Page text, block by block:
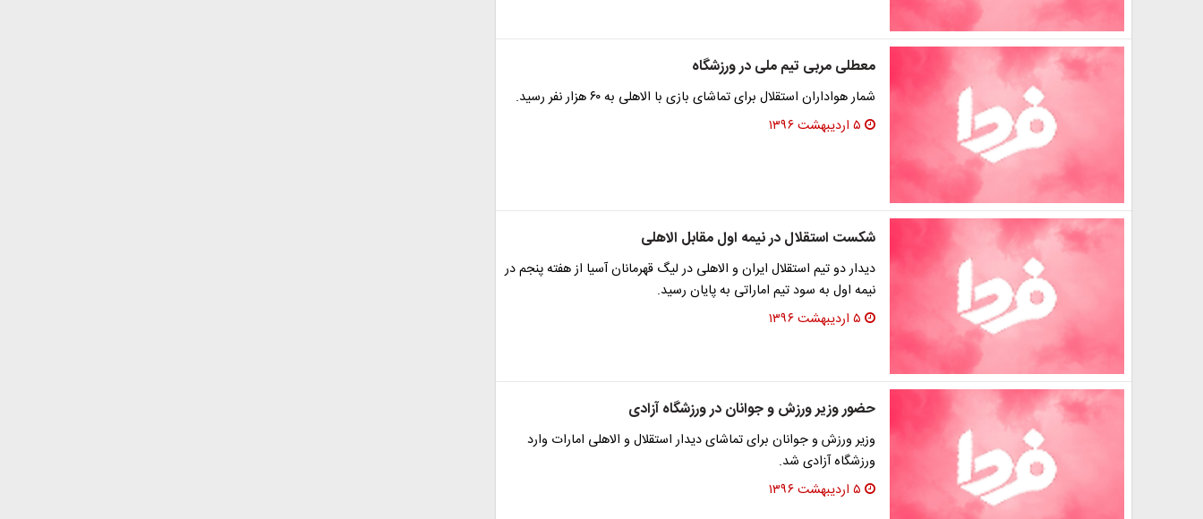
معطلی مربی تیم ملی در ورزشگاه
شمار هواداران استقلال برای تماشای بازی با الاهلی به ۶۰ هزار نفر رسید.
۵ اردیبهشت ۱۳۹۶
شکست استقلال در نیمه اول مقابل الاهلی
دیدار دو تیم استقلال ایران و الاهلی در لیگ قهرمانان آسیا از هفته پنجم در
نیمه اول به سود تیم اماراتی به پایان رسید.
۵ اردیبهشت ۱۳۹۶
حضور وزیر ورزش و جوانان در ورزشگاه آزادی
وزیر ورزش و جوانان برای تماشای دیدار استقلال و الاهلی امارات وارد
ورزشگاه آزادی شد.
۵ اردیبهشت ۱۳۹۶